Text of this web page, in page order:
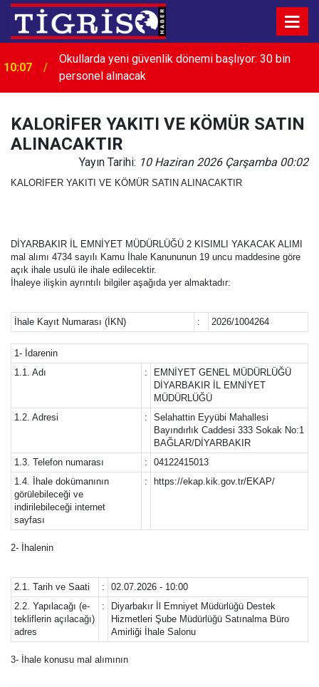
10:07
Okullarda yeni güvenlik dönemi başlıyor: 30 bin
personel alınacak
KALORİFER YAKITI VE KÖMÜR SATIN
ALINACAKTIR
Yayın Tarihi: 10 Haziran 2026 Çarşamba 00:02
KALORİFER YAKITI VE KÖMÜR SATIN ALINACAKTIR
DİYARBAKIR İL EMNİYET MÜDÜRLÜĞÜ 2 KISIMLI YAKACAK ALIMI
mal alımı 4734 sayılı Kamu İhale Kanununun 19 uncu maddesine göre
açık ihale usulü ile ihale edilecektir.
İhaleye ilişkin ayrıntılı bilgiler aşağıda yer almaktadır:
İhale Kayıt Numarası (İKN) : 2026/1004264
1- İdarenin
1.1. Adı
:
EMNİYET GENEL MÜDÜRLÜĞÜ
DİYARBAKIR İL EMNİYET
MÜDÜRLÜĞÜ
1.2. Adresi
:
Selahattin Eyyübi Mahallesi
Bayındırlık Caddesi 333 Sokak No:1
BAĞLAR/DİYARBAKIR
1.3. Telefon numarası
:
04122415013
1.4. İhale dokümanının
görülebileceği ve
indirilebileceği internet
sayfası
: https://ekap.kik.gov.tr/EKAP/
2- İhalenin
2.1. Tarih ve Saati :
02.07.2026 - 10:00
2.2. Yapılacağı (e-
tekliflerin açılacağı)
adres
:
Diyarbakır İl Emniyet Müdürlüğü Destek
Hizmetleri Şube Müdürlüğü Satınalma Büro
Amirliği İhale Salonu
3- İhale konusu mal alımının